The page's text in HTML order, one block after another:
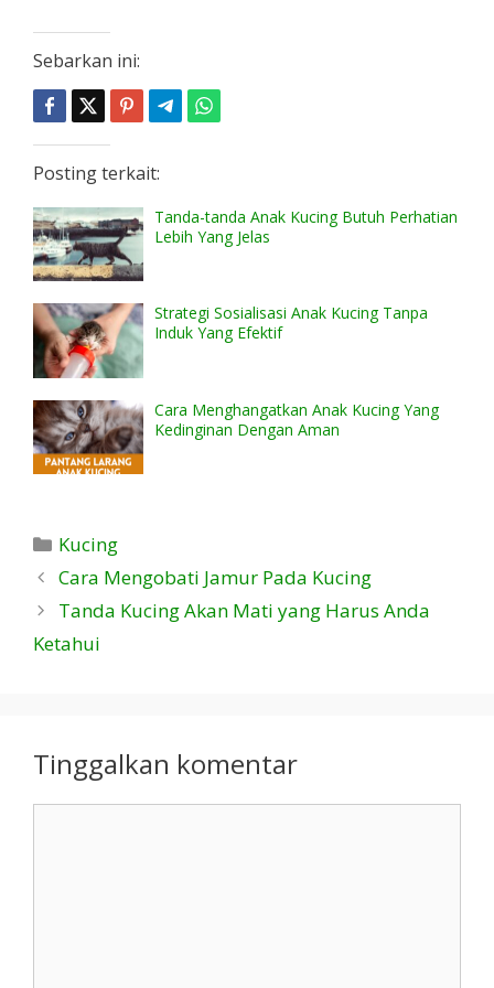
Sebarkan ini:
Posting terkait:
Tanda-tanda Anak Kucing Butuh Perhatian
Lebih Yang Jelas
Strategi Sosialisasi Anak Kucing Tanpa
Induk Yang Efektif
Cara Menghangatkan Anak Kucing Yang
Kedinginan Dengan Aman
Kategori
Kucing
Cara Mengobati Jamur Pada Kucing
Tanda Kucing Akan Mati yang Harus Anda
Ketahui
Tinggalkan komentar